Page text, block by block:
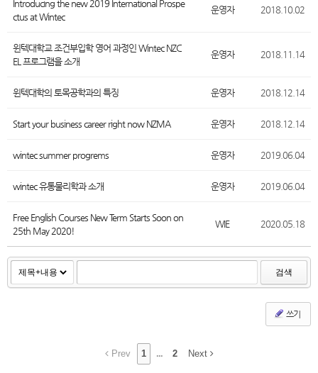
Introducing the new 2019 International Prospe
ctus at Wintec
운영자 2018.10.02
윈텍대학교 조건부입학 영어 과정인 Wintec NZC
EL 프로그램을 소개
운영자 2018.11.14
윈텍대학의 토목공학과의 특징 운영자 2018.12.14
Start your business career right now NZMA 운영자 2018.12.14
wintec summer progrems 운영자 2019.06.04
wintec 유통물리학과 소개 운영자 2019.06.04
Free English Courses New Term Starts Soon on
25th May 2020!
WIE 2020.05.18
검색
쓰기
Prev 1 ... 2 Next